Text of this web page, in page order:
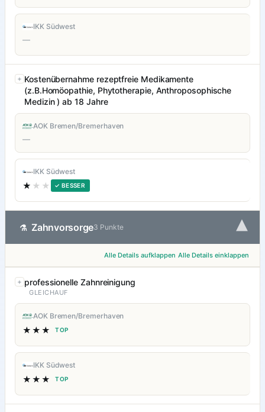
IKK Südwest
—
Kostenübernahme rezeptfreie Medikamente
(z.B.Homöopathie, Phytotherapie, Anthroposophische
Medizin ) ab 18 Jahre
AOK Bremen/Bremerhaven
—
IKK Südwest
★ ★★ ✓ BESSER
⚗ Zahnvorsorge3 Punkte ▾
Alle Details aufklappen Alle Details einklappen
professionelle Zahnreinigung
GLEICHAUF
AOK Bremen/Bremerhaven
★★★ TOP
IKK Südwest
★★★ TOP